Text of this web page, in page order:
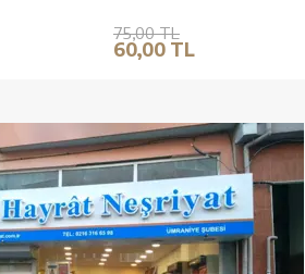
75,00 TL
60,00 TL